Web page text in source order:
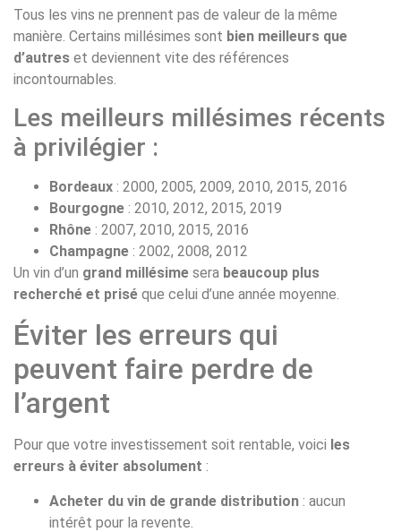
Tous les vins ne prennent pas de valeur de la même
manière. Certains millésimes sont bien meilleurs que
d’autres et deviennent vite des références
incontournables.
Les meilleurs millésimes récents
à privilégier :
Bordeaux : 2000, 2005, 2009, 2010, 2015, 2016
Bourgogne : 2010, 2012, 2015, 2019
Rhône : 2007, 2010, 2015, 2016
Champagne : 2002, 2008, 2012
Un vin d’un grand millésime sera beaucoup plus
recherché et prisé que celui d’une année moyenne.
Éviter les erreurs qui
peuvent faire perdre de
l’argent
Pour que votre investissement soit rentable, voici les
erreurs à éviter absolument :
Acheter du vin de grande distribution : aucun
intérêt pour la revente.